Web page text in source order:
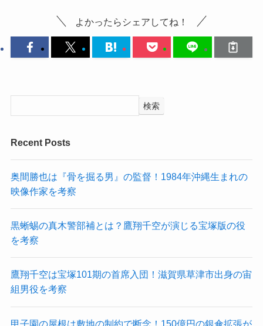
よかったらシェアしてね！
検索
Recent Posts
奥間勝也は『骨を掘る男』の監督！1984年沖縄生まれの
映像作家を考察
黒蜥蜴の真木警部補とは？鷹翔千空が演じる宝塚版の役
を考察
鷹翔千空は宝塚101期の首席入団！滋賀県草津市出身の宙
組男役を考察
甲子園の屋根は敷地の制約で断念！150億円の銀傘拡張が